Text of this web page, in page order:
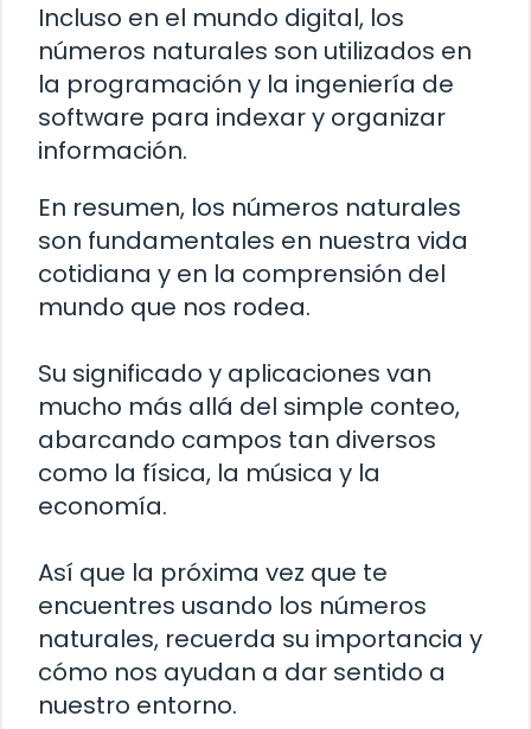
Incluso en el mundo digital, los
números naturales son utilizados en
la programación y la ingeniería de
software para indexar y organizar
información.
En resumen, los números naturales
son fundamentales en nuestra vida
cotidiana y en la comprensión del
mundo que nos rodea.
Su significado y aplicaciones van
mucho más allá del simple conteo,
abarcando campos tan diversos
como la física, la música y la
economía.
Así que la próxima vez que te
encuentres usando los números
naturales, recuerda su importancia y
cómo nos ayudan a dar sentido a
nuestro entorno.